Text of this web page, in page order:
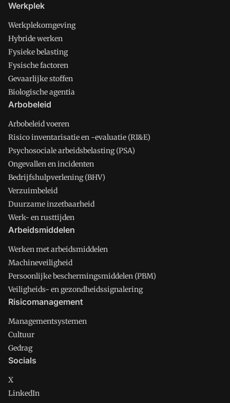
Werkplek
Werkplekomgeving
Hybride werken
Fysieke belasting
Fysische factoren
Gevaarlijke stoffen
Biologische agentia
Arbobeleid
Arbobeleid voeren
Risico inventarisatie en -evaluatie (RI&E)
Psychosociale arbeidsbelasting (PSA)
Ongevallen en incidenten
Bedrijfshulpverlening (BHV)
Verzuimbeleid
Duurzame inzetbaarheid
Werk- en rusttijden
Arbeidsmiddelen
Werken met arbeidsmiddelen
Machineveiligheid
Persoonlijke beschermingsmiddelen (PBM)
Veiligheids- en gezondheidssignalering
Risicomanagement
Managementsystemen
Cultuur
Gedrag
Socials
X
LinkedIn